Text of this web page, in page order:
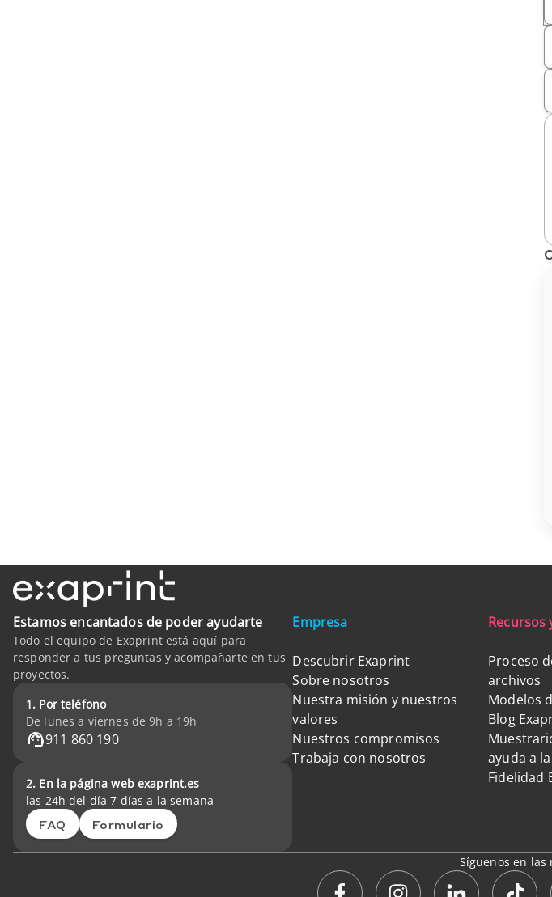
Estamos encantados de poder ayudarte
Todo el equipo de Exaprint está aquí para
responder a tus preguntas y acompañarte en tus
proyectos.
1. Por teléfono
De lunes a viernes de 9h a 19h
911 860 190
2. En la página web exaprint.es
las 24h del día 7 días a la semana
FAQ Formulario
Empresa
Descubrir Exaprint
Sobre nosotros
Nuestra misión y nuestros
valores
Nuestros compromisos
Trabaja con nosotros
Recursos
Proceso
archivos
Modelos
Blog
ayuda a
Fidelidad
Síguenos en las